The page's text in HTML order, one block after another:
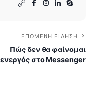
ΕΠΌΜΕΝΗ ΕΊΔΗΣΗ
Πώς δεν θα φαίνομαι
ενεργός στο Μessenger